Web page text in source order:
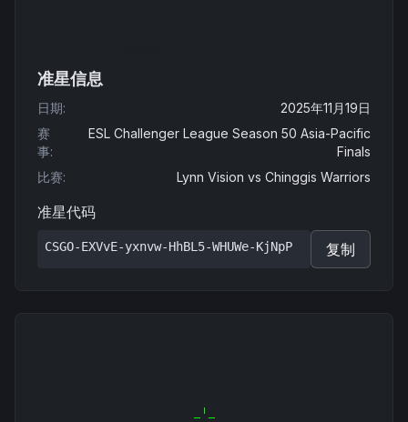
准星信息
日期:
2025年11月19日
赛
事:
ESL Challenger League Season 50 Asia-Pacific
Finals
比赛: Lynn Vision vs Chinggis Warriors
准星代码
CSGO-EXVvE-yxnvw-HhBL5-WHUWe-KjNpP 复制